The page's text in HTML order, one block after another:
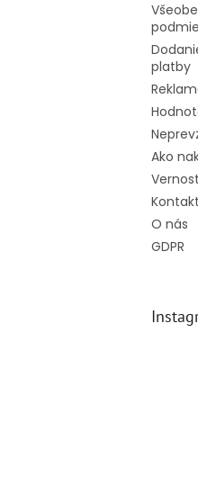
platby
Ako
Kontakt
O nás
GDPR